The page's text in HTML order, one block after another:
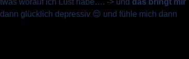
worauf ich Lust habe…. -> und das bringt mir
glücklich depressiv 😌 und fühle mich dann